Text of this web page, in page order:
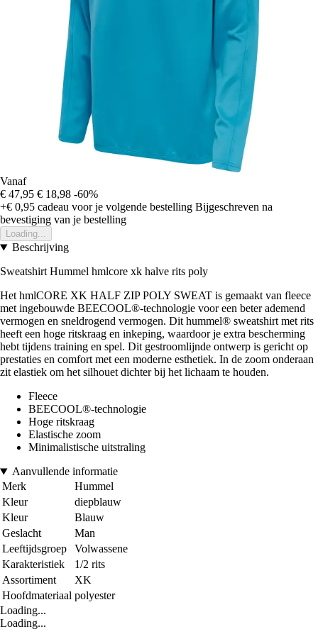
Vanaf
€ 47,95 € 18,98 -60%
+€ 0,95 cadeau voor je volgende bestelling Bijgeschreven na
bevestiging van je bestelling
Loading...
Beschrijving
Sweatshirt Hummel hmlcore xk halve rits poly
Het hmlCORE XK HALF ZIP POLY SWEAT is gemaakt van fleece
met ingebouwde BEECOOL®-technologie voor een beter ademend
vermogen en sneldrogend vermogen. Dit hummel® sweatshirt met rits
heeft een hoge ritskraag en inkeping, waardoor je extra bescherming
hebt tijdens training en spel. Dit gestroomlijnde ontwerp is gericht op
prestaties en comfort met een moderne esthetiek. In de zoom onderaan
zit elastiek om het silhouet dichter bij het lichaam te houden.
Fleece
BEECOOL®-technologie
Hoge ritskraag
Elastische zoom
Minimalistische uitstraling
Aanvullende informatie
Merk
Hummel
Kleur
diepblauw
Kleur
Blauw
Geslacht
Man
Leeftijdsgroep
Volwassene
Karakteristiek
1/2 rits
Assortiment
XK
Hoofdmateriaal polyester
Loading...
Loading...